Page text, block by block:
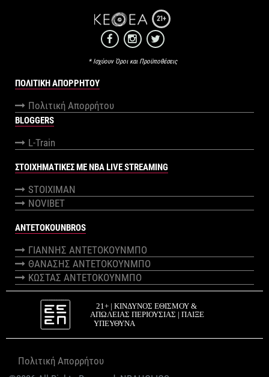
21+
* Ισχύουν Όροι και Προϋποθέσεις
ΠΟΛΙΤΙΚΉ ΑΠΟΡΡΉΤΟΥ
Πολιτική Απορρήτου
BLOGGERS
L-Train
ΣΤΟΙΧΗΜΑΤΙΚΕΣ ΜΕ NBA LIVE STREAMING
STOIXIMAN
NOVIBET
ANTETOKOUNBROS
ΓΙΑΝΝΗΣ ΑΝΤΕΤΟΚΟΥΝΜΠΟ
ΘΑΝΑΣΗΣ ΑΝΤΕΤΟΚΟΥΝΜΠΟ
ΚΩΣΤΑΣ ΑΝΤΕΤΟΚΟΥΝΜΠΟ
Πολιτική Απορρήτου